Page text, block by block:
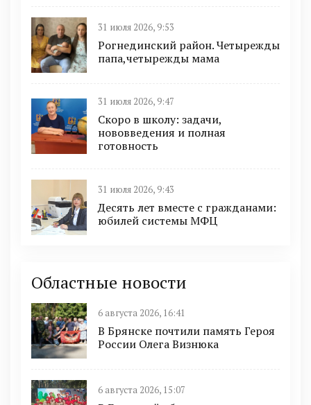
31 июля 2026, 9:53
Рогнединский район. Четырежды
папа,четырежды мама
31 июля 2026, 9:47
Скоро в школу: задачи,
нововведения и полная
готовность
31 июля 2026, 9:43
Десять лет вместе с гражданами:
юбилей системы МФЦ
Областные новости
6 августа 2026, 16:41
В Брянске почтили память Героя
России Олега Визнюка
6 августа 2026, 15:07